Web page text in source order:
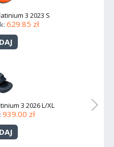
3 2023 S
629.85 zł
3 2026 L/XL
939.00 zł